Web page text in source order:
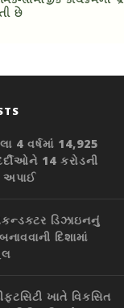
4 વર્ષમાં 14,925
14 કરોડની
અપાઈ
ડિઝાઇનનું
દિશામાં
ખાતે વિકસિત